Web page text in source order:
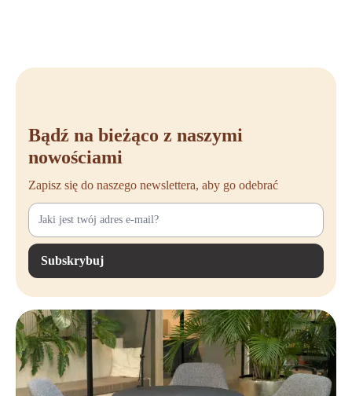
organizacji, które chcą inwestować w dobrostan swoich pracowników.
Jesteś przekonany o zaletach krzesła biurowego, które spełnia normę
NEN-1335? W Offeco jesteś we właściwym miejscu. Jesteśmy gotowi
pomóc ci wybrać idealne krzesło biurowe, które odpowiada twoim
pojedynczego krzesła do swojego biura w domu, czy potrzebujesz
większej liczby krzeseł do biura, chętnie pomożemy ci podjąć najlepszą
decyzję.
Skontaktuj się z nami, aby uzyskać osobistą poradę lub złożyć
zamówienie. Offeco dostarcza produkty na terenie całej Europy,
zapewniając ergonomiczne, trwałe i przystępne cenowo rozwiązania.
pracy, nie martwiąc się o jakość i bezpieczeństwo. Sprawdź naszą ofertę
krzeseł biurowych NEN-EN-1335 i przekonaj się, jak duża różnica
może wynikać z odpowiedniego krzesła.
Bądź na bieżąco z naszymi
nowościami
Zapisz się do naszego newslettera, aby go odebrać
Subskrybuj